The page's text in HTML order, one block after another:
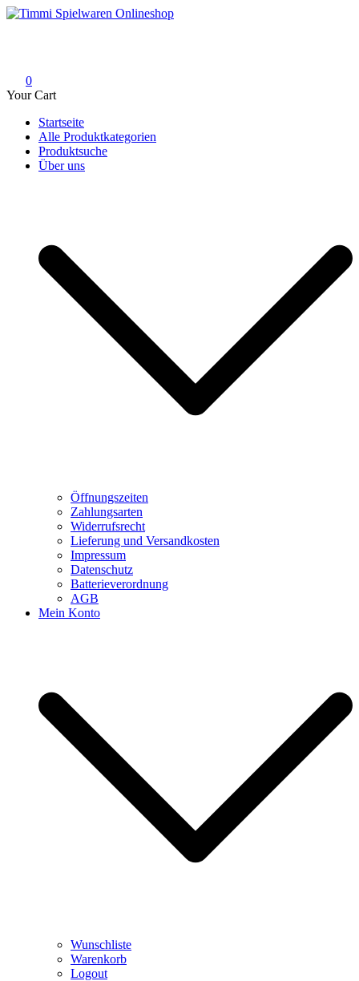
Skip
0
Your Cart
Startseite
Alle Produktkategorien
Produktsuche
Über uns
Öffnungszeiten
Zahlungsarten
Widerrufsrecht
Lieferung und Versandkosten
Impressum
Datenschutz
Batterieverordnung
AGB
Mein Konto
Wunschliste
Warenkorb
Logout